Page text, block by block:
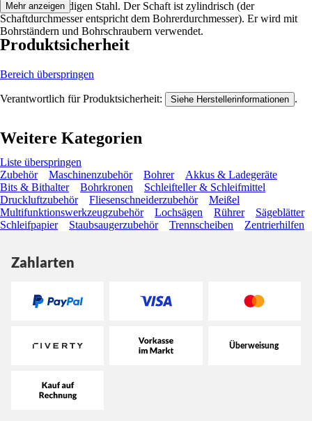
und hitzebeständigen Stahl. Der Schaft ist zylindrisch (der
Schaftdurchmesser entspricht dem Bohrerdurchmesser). Er wird mit
Bohrständern und Bohrschraubern verwendet.
Mehr anzeigen
Produktsicherheit
Bereich überspringen
Verantwortlich für Produktsicherheit: Siehe Herstellerinformationen .
Weitere Kategorien
Liste überspringen
Zubehör
Maschinenzubehör Bohrer
Akkus & Ladegeräte
Bits & Bithalter
Bohrkronen
Schleifteller & Schleifmittel
Druckluftzubehör
Fliesenschneiderzubehör
Meißel
Multifunktionswerkzeugzubehör
Lochsägen Rührer
Sägeblätter
Schleifpapier
Staubsaugerzubehör Trennscheiben Zentrierhilfen
Zahlarten